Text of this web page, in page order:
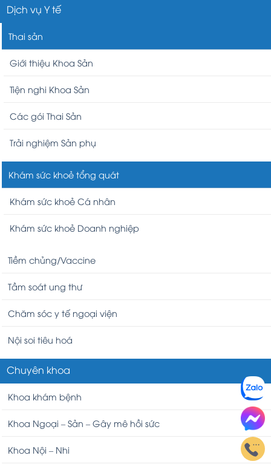
Dịch vụ Y tế
Thai sản
Giới thiệu Khoa Sản
Tiện nghi Khoa Sản
Các gói Thai Sản
Trải nghiệm Sản phụ
Khám sức khoẻ tổng quát
Khám sức khoẻ Cá nhân
Khám sức khoẻ Doanh nghiệp
Tiềm chủng/Vaccine
Tầm soát ung thư
Chăm sóc y tế ngoại viện
Nội soi tiêu hoá
Chuyên khoa
Khoa khám bệnh
Khoa Ngoại – Sản – Gây mê hồi sức
Khoa Nội – Nhi